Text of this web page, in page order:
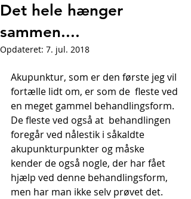
Det hele hænger
sammen....
Opdateret: 7. jul. 2018
Akupunktur, som er den første jeg vil
fortælle lidt om, er som de  fleste ved
en meget gammel behandlingsform.
De fleste ved også at  behandlingen
foregår ved nålestik i såkaldte
akupunkturpunkter og måske
kender de også nogle, der har fået
hjælp ved denne behandlingsform,
men har man ikke selv prøvet det.